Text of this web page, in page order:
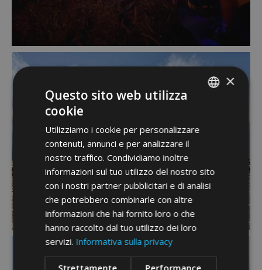
GERMAN
×
Questo sito web utilizza
cookie
Utilizziamo i cookie per personalizzare
contenuti, annunci e per analizzare il
nostro traffico. Condividiamo inoltre
informazioni sul tuo utilizzo del nostro sito
con i nostri partner pubblicitari e di analisi
che potrebbero combinarle con altre
informazioni che hai fornito loro o che
hanno raccolto dal tuo utilizzo dei loro
servizi. Informativa sulla privacy
Strettamente Performance